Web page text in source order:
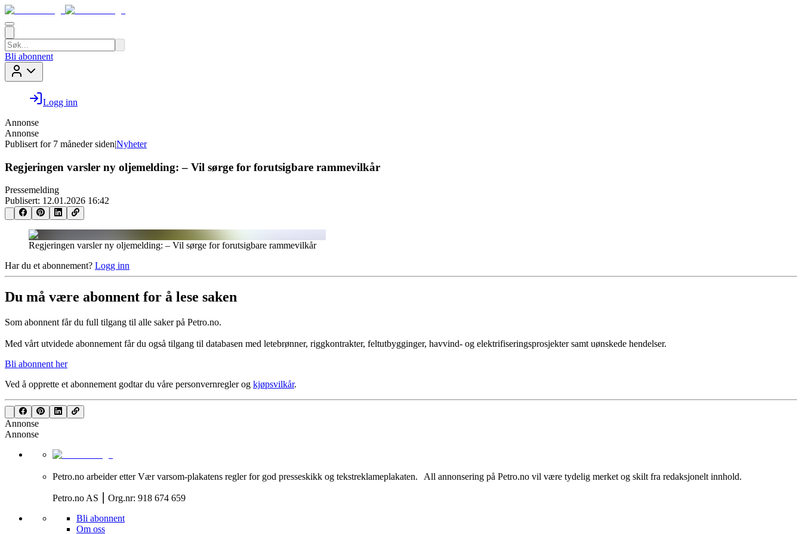
Bli abonnent
Logg inn
Annonse
Annonse
Publisert for 7 måneder siden|Nyheter
Regjeringen varsler ny oljemelding: – Vil sørge for forutsigbare rammevilkår
Pressemelding
Publisert: 12.01.2026 16:42
Regjeringen varsler ny oljemelding: – Vil sørge for forutsigbare rammevilkår
Har du et abonnement? Logg inn
Du må være abonnent for å lese saken
Som abonnent får du full tilgang til alle saker på Petro.no.
Med vårt utvidede abonnement får du også tilgang til databasen med letebrønner, riggkontrakter, feltutbygginger, havvind- og elektrifiseringsprosjekter samt uønskede hendelser.
Bli abonnent her
Ved å opprette et abonnement godtar du våre personvernreglerog kjøpsvilkår.
Annonse
Annonse
Petro.no arbeider etter Vær varsom-plakatens regler for god presseskikk og tekstreklameplakaten. All annonsering på Petro.no vil være tydelig merket og skilt fra redaksjonelt innhold.
Petro.no AS ⎮ Org.nr: 918 674 659
Bli abonnent
Om oss